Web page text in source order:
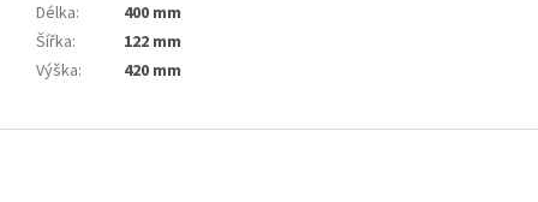
Délka:
400 mm
Šířka:
122 mm
Výška: 420 mm